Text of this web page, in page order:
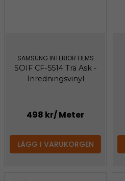
SAMSUNG INTERIOR FILMS
SOIF CF-5514 Trä Ask -
Inredningsvinyl
498 kr/ Meter
LÄGG I VARUKORGEN